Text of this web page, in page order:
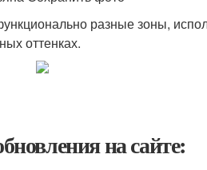
разные зоны,
оттенках.
на сайте: